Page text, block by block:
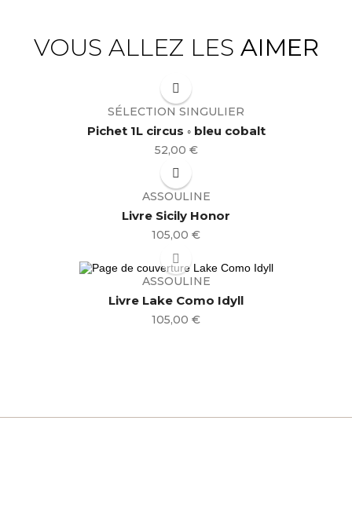
VOUS ALLEZ LES AIMER
SÉLECTION SINGULIER
Pichet 1L circus ◦ bleu cobalt
Prix
52,00 €
ASSOULINE
Livre Sicily Honor
Prix
105,00 €
ASSOULINE
Livre Lake Como Idyll
Prix
105,00 €